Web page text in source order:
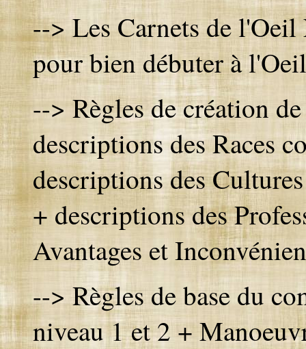
--> Les Carnets de
pour bien débuter à
--> Règles de création
descriptions des Races
descriptions des
+ descriptions des
Avantages et
--> Règles de base du
niveau 1 et 2+